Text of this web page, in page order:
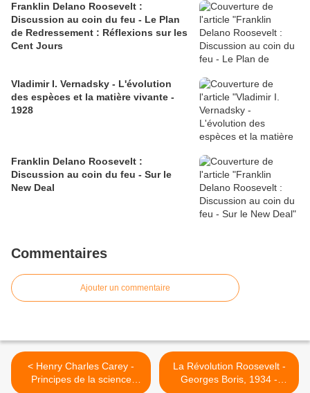
Franklin Delano Roosevelt :
Discussion au coin du feu - Le Plan
de Redressement : Réflexions sur les
Cent Jours
Vladimir I. Vernadsky - L'évolution
des espèces et la matière vivante -
1928
Franklin Delano Roosevelt :
Discussion au coin du feu - Sur le
New Deal
Commentaires
Ajouter un commentaire
< Henry Charles Carey -
Principes de la science
La Révolution Roosevelt -
Georges Boris, 1934 -